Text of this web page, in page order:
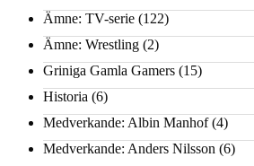
Ämne: TV-serie (122)
Ämne: Wrestling (2)
Griniga Gamla Gamers (15)
Historia (6)
Medverkande: Albin Manhof(4)
Medverkande: Anders Nilsson (6)